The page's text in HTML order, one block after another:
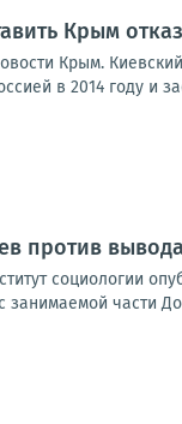
Крым
Крым.
в 2014 году и
против
социологии
части